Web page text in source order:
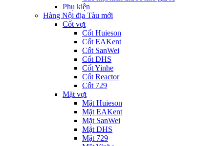
Phụ kiện
Hàng Nội địa Tàu mới
Cốt vợt
Cốt Huieson
Cốt EAKent
Cốt SanWei
Cốt DHS
Cốt Yinhe
Cốt Reactor
Cốt 729
Mặt vợt
Mặt Huieson
Mặt EAKent
Mặt SanWei
Mặt DHS
Mặt 729